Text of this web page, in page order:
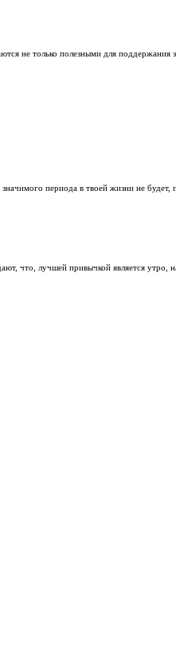
не только полезными для
периода в твоей жизни не
что, лучшей привычкой является